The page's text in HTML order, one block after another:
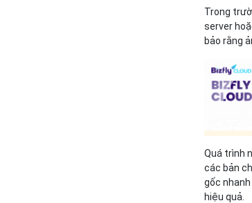
Trong
server
bảo rằng
Quá trình
các bản
gốc
hiệu quả.